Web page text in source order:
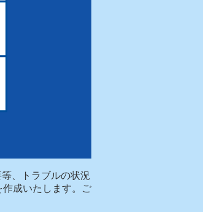
、トラブルの状況
成いたします。ご